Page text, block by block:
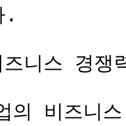
.
니스 경쟁
의 비즈니